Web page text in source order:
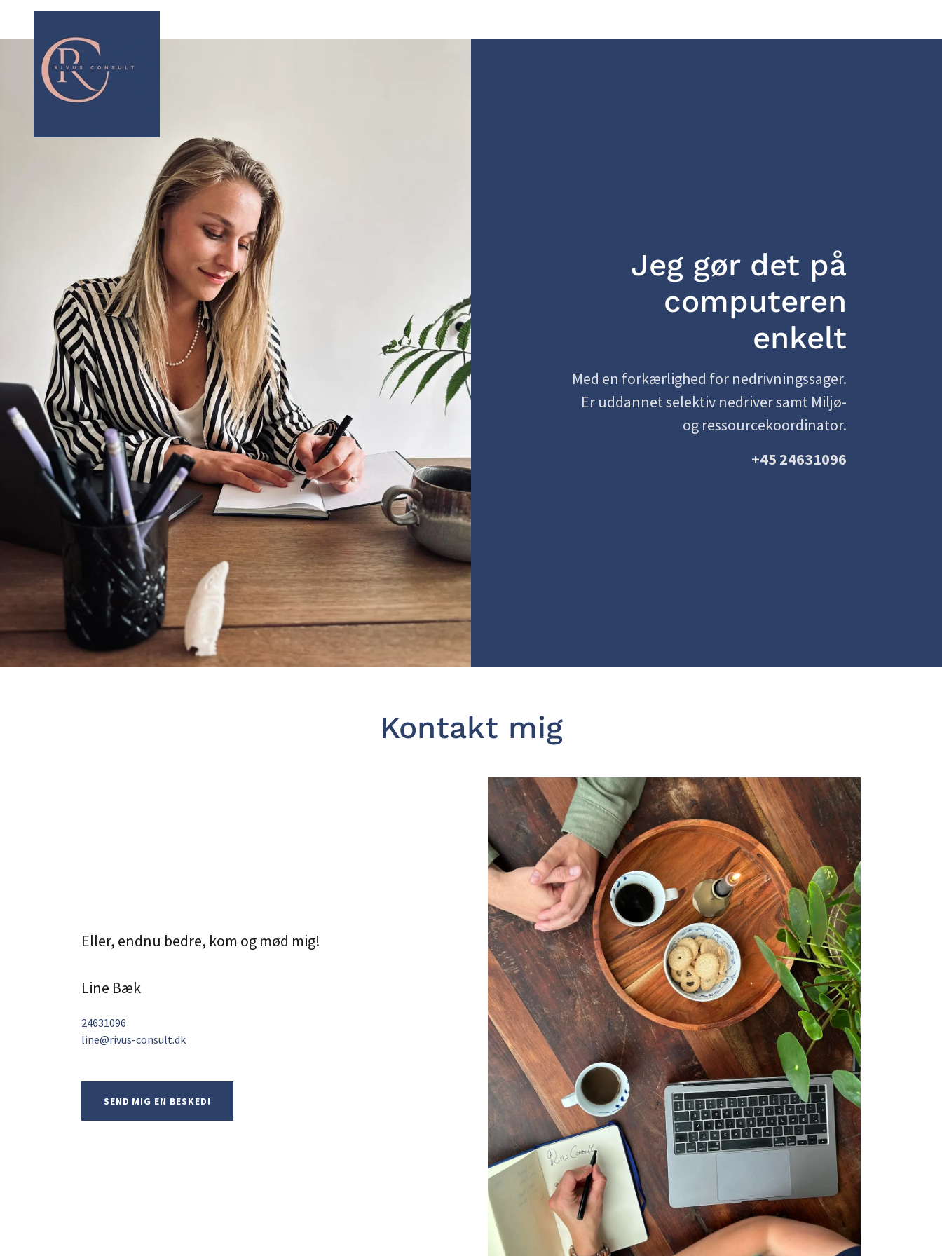
Jeg gør det på
computeren
enkelt
Med en forkærlighed for nedrivningssager.
Er uddannet selektiv nedriver samt Miljø-
og ressourcekoordinator.
+45 24631096
Kontakt mig
Eller, endnu bedre, kom og mød mig!
Line Bæk
24631096
line@rivus-consult.dk
SEND MIG EN BESKED!